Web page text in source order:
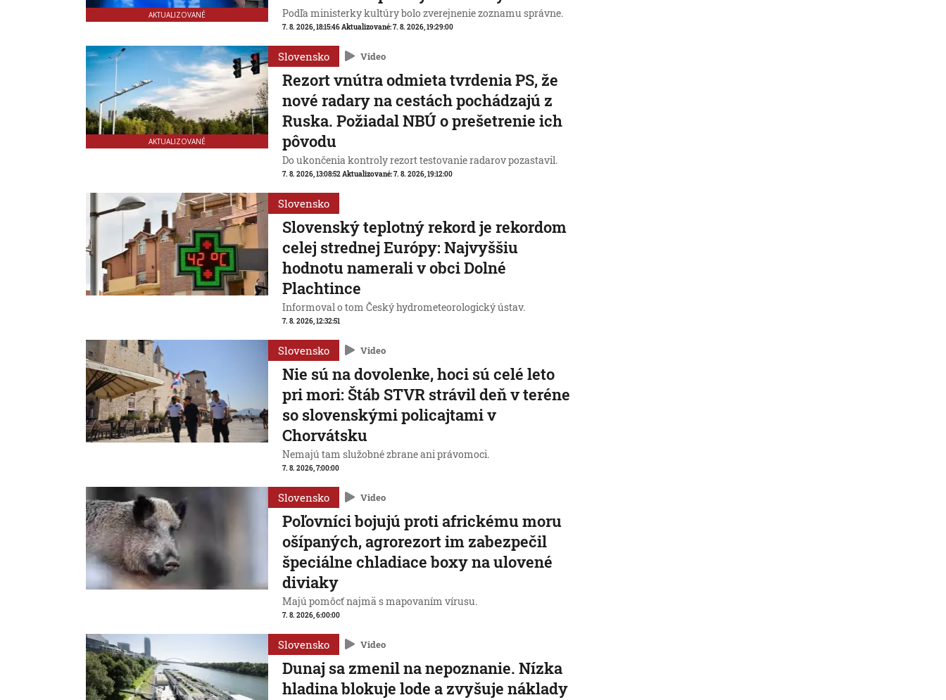
AKTUALIZOVANÉ Podľa ministerky kultúry bolo zverejnenie zoznamu správne.
7. 8. 2026, 18:15:46Aktualizované:7. 8. 2026, 19:29:00
AKTUALIZOVANÉ
Slovensko Video
Rezort vnútra odmieta tvrdenia PS, že
nové radary na cestách pochádzajú z
Ruska. Požiadal NBÚ o prešetrenie ich
pôvodu
Do ukončenia kontroly rezort testovanie radarov pozastavil.
7. 8. 2026, 13:08:52Aktualizované:7. 8. 2026, 19:12:00
Slovensko
Slovenský teplotný rekord je rekordom
celej strednej Európy: Najvyššiu
hodnotu namerali v obci Dolné
Plachtince
Informoval o tom Český hydrometeorologický ústav.
7. 8. 2026, 12:32:51
Slovensko Video
Nie sú na dovolenke, hoci sú celé leto
pri mori: Štáb STVR strávil deň v teréne
so slovenskými policajtami v
Chorvátsku
Nemajú tam služobné zbrane ani právomoci.
7. 8. 2026, 7:00:00
Slovensko Video
Poľovníci bojujú proti africkému moru
ošípaných, agrorezort im zabezpečil
špeciálne chladiace boxy na ulovené
diviaky
Majú pomôcť najmä s mapovaním vírusu.
7. 8. 2026, 6:00:00
Slovensko Video
Dunaj sa zmenil na nepoznanie. Nízka
hladina blokuje lode a zvyšuje náklady